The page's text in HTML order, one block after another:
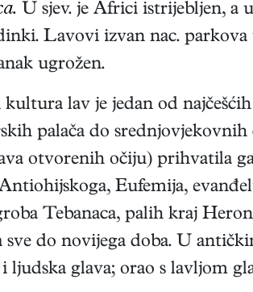
U sjev. je Africi istrijebljen, a
Lavovi izvan nac.
ugrožen.
lav je jedan od
palača do
otvorenih očiju) prihvatila
Eufemija,
Tebanaca, palih kraj
do novijega doba. U
glava; orao s lavljom